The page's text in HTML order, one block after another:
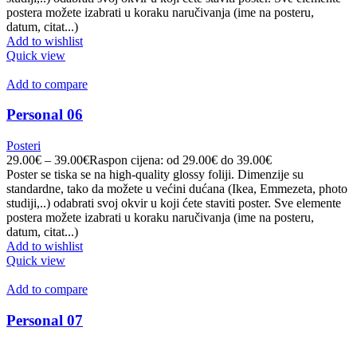
postera možete izabrati u koraku naručivanja (ime na posteru,
datum, citat...)
Add to wishlist
Quick view
Add to compare
Personal 06
Posteri
29.00€ – 39.00€Raspon cijena: od 29.00€ do 39.00€
Poster se tiska se na high-quality glossy foliji. Dimenzije su
standardne, tako da možete u većini dućana (Ikea, Emmezeta, photo
studiji,..) odabrati svoj okvir u koji ćete staviti poster. Sve elemente
postera možete izabrati u koraku naručivanja (ime na posteru,
datum, citat...)
Add to wishlist
Quick view
Add to compare
Personal 07